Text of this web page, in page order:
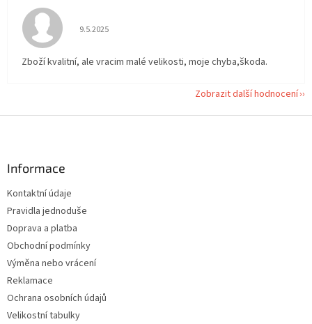
Hodnocení obchodu je 5 z 5 hvězdiček.
9.5.2025
Zboží kvalitní, ale vracim malé velikosti, moje chyba,škoda.
Zobrazit další hodnocení
Informace
Kontaktní údaje
Pravidla jednoduše
Doprava a platba
Obchodní podmínky
Výměna nebo vrácení
Reklamace
Ochrana osobních údajů
Velikostní tabulky